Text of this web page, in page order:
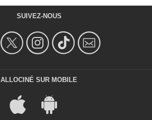
SUIVEZ-NOUS
ALLOCINÉ SUR MOBILE